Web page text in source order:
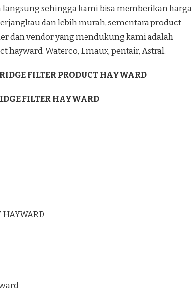
langsung sehingga kami bisa memberikan harga
dan lebih murah, sementara product
dan vendor yang mendukung kami adalah
hayward, Waterco, Emaux, pentair, Astral.
FILTER PRODUCT HAYWARD
FILTER HAYWARD
HAYWARD